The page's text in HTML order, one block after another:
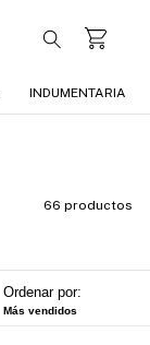
INDUMENTARIA
66 productos
Ordenar por:
Más vendidos